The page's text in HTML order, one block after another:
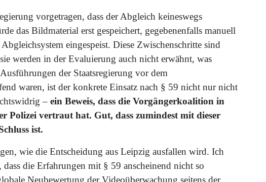
vorgetragen, dass der Abgleich keineswegs
das Bildmaterial erst gespeichert, gegebenenfalls manuell
eingespeist. Diese Zwischenschritte sind
werden in der Evaluierung auch nicht erwähnt, was
der Staatsregierung vor dem
waren, ist der konkrete Einsatz nach § 59 nicht nur nicht
– ein Beweis, dass die Vorgängerkoalition in
Polizei vertraut hat. Gut, dass zumindest mit dieser
ist.
wie die Entscheidung aus Leipzig ausfallen wird. Ich
die Erfahrungen mit § 59 anscheinend nicht so
Neubewertung der Videoüberwachung seitens der